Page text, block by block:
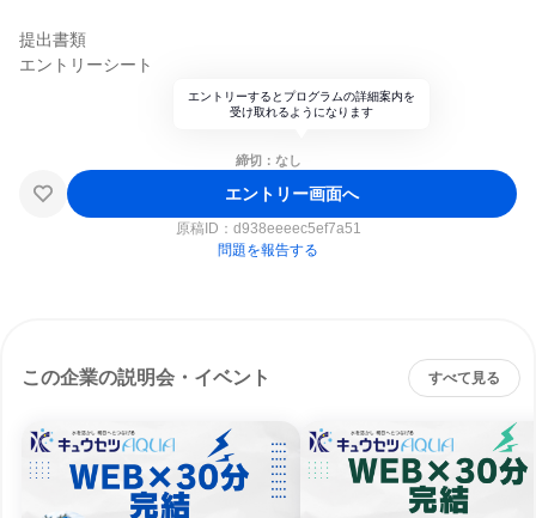
提出書類
エントリーシート
エントリーするとプログラムの詳細案内を
受け取れるようになります
締切：なし
エントリー画面へ
原稿ID： d938eeeec5ef7a51
問題を報告する
この企業の説明会・イベント すべて見る